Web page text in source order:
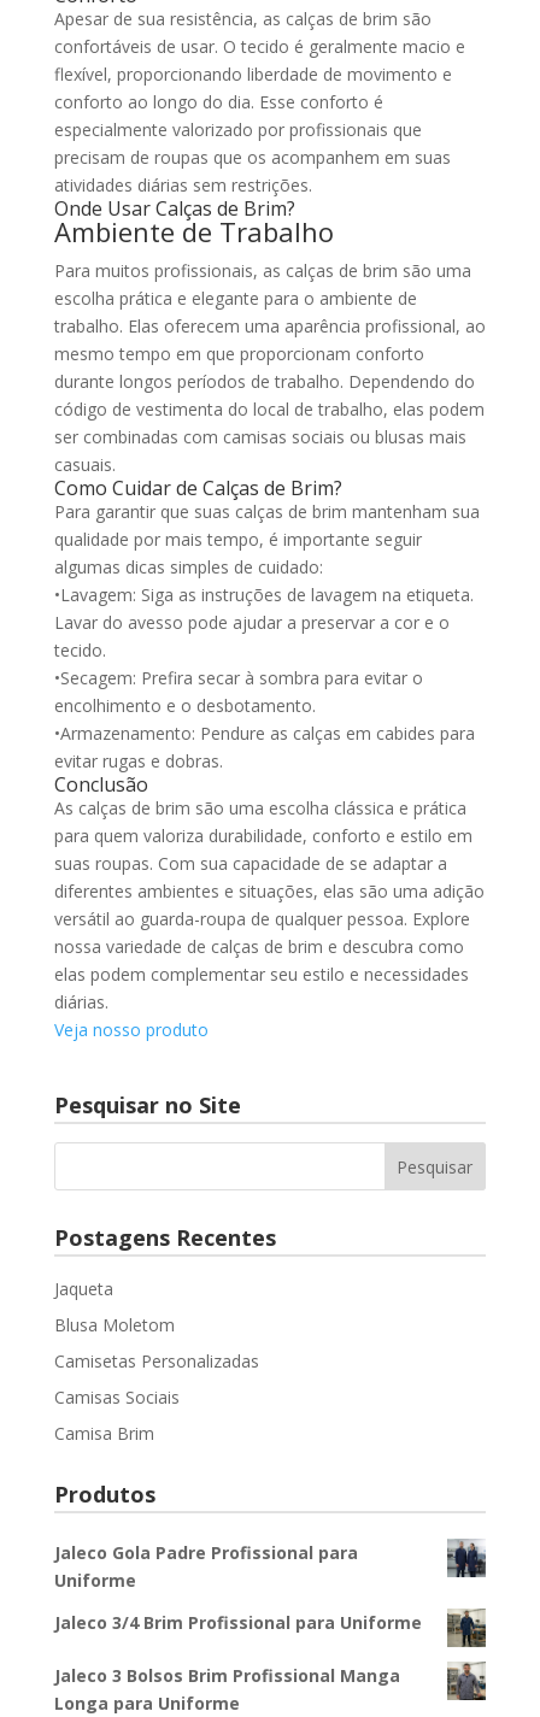
Apesar de sua resistência, as calças de brim são
confortáveis de usar. O tecido é geralmente macio e
flexível, proporcionando liberdade de movimento e
conforto ao longo do dia. Esse conforto é
especialmente valorizado por profissionais que
precisam de roupas que os acompanhem em suas
atividades diárias sem restrições.
Onde Usar Calças de Brim?
Ambiente de Trabalho
Para muitos profissionais, as calças de brim são uma
escolha prática e elegante para o ambiente de
trabalho. Elas oferecem uma aparência profissional, ao
mesmo tempo em que proporcionam conforto
durante longos períodos de trabalho. Dependendo do
código de vestimenta do local de trabalho, elas podem
ser combinadas com camisas sociais ou blusas mais
casuais.
Como Cuidar de Calças de Brim?
Para garantir que suas calças de brim mantenham sua
qualidade por mais tempo, é importante seguir
algumas dicas simples de cuidado:
•Lavagem: Siga as instruções de lavagem na etiqueta.
Lavar do avesso pode ajudar a preservar a cor e o
tecido.
•Secagem: Prefira secar à sombra para evitar o
encolhimento e o desbotamento.
•Armazenamento: Pendure as calças em cabides para
evitar rugas e dobras.
Conclusão
As calças de brim são uma escolha clássica e prática
para quem valoriza durabilidade, conforto e estilo em
suas roupas. Com sua capacidade de se adaptar a
diferentes ambientes e situações, elas são uma adição
versátil ao guarda-roupa de qualquer pessoa. Explore
nossa variedade de calças de brim e descubra como
elas podem complementar seu estilo e necessidades
diárias.
Veja nosso produto
Pesquisar no Site
Postagens Recentes
Jaqueta
Blusa Moletom
Camisetas Personalizadas
Camisas Sociais
Camisa Brim
Produtos
Jaleco Gola Padre Profissional para
Uniforme
Jaleco 3/4 Brim Profissional para Uniforme
Jaleco 3 Bolsos Brim Profissional Manga
Longa para Uniforme